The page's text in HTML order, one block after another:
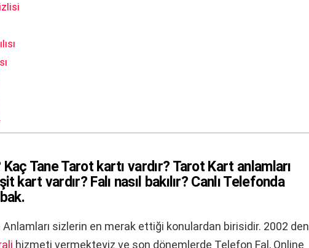
Kaç Tane Tarot kartı vardır? Tarot Kart anlamları
kart vardır? Falı nasıl bakılır? Canlı Telefonda
Anlamları sizlerin en merak ettiği konulardan birisidir. 2002 den
hizmeti vermekteyiz ve son dönemlerde Telefon Fal, Online